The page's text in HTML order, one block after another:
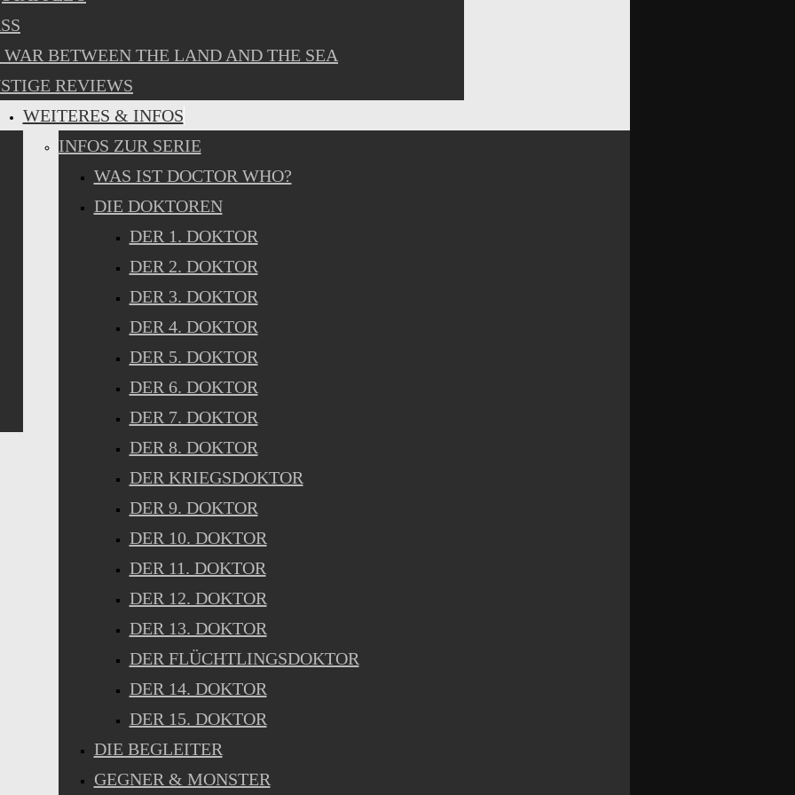
WAR BETWEEN THE LAND AND THE SEA
REVIEWS
WEITERES & INFOS
INFOS ZUR SERIE
WAS IST DOCTOR WHO?
DIE DOKTOREN
DER 1. DOKTOR
DER 2. DOKTOR
DER 3. DOKTOR
DER 4. DOKTOR
DER 5. DOKTOR
DER 6. DOKTOR
DER 7. DOKTOR
DER 8. DOKTOR
DER KRIEGSDOKTOR
DER 9. DOKTOR
DER 10. DOKTOR
DER 11. DOKTOR
DER 12. DOKTOR
DER 13. DOKTOR
DER FLÜCHTLINGSDOKTOR
DER 14. DOKTOR
DER 15. DOKTOR
DIE BEGLEITER
GEGNER & MONSTER